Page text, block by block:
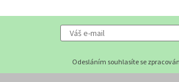
Odesláním souhlasíte se